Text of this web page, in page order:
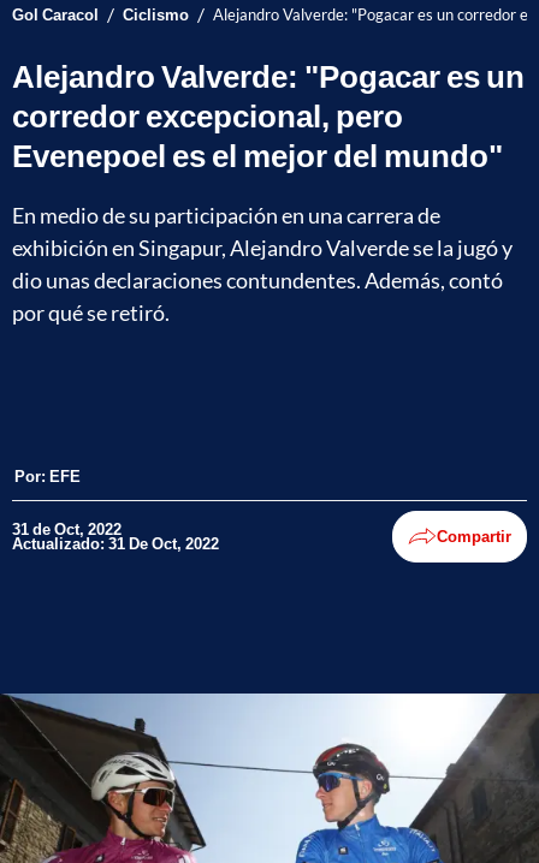
Gol Caracol / Ciclismo / Alejandro Valverde: "Pogacar es un corredor
Alejandro Valverde: "Pogacar es un
corredor excepcional, pero
Evenepoel es el mejor del mundo"
En medio de su participación en una carrera de
exhibición en Singapur, Alejandro Valverde se la jugó y
dio unas declaraciones contundentes. Además, contó
por qué se retiró.
Por: EFE
31 de Oct, 2022
Actualizado: 31 De Oct, 2022 Compartir